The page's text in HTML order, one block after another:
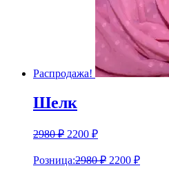
Распродажа!
Шелк
2980₽ 2200 ₽
Розница:2980₽ 2200 ₽